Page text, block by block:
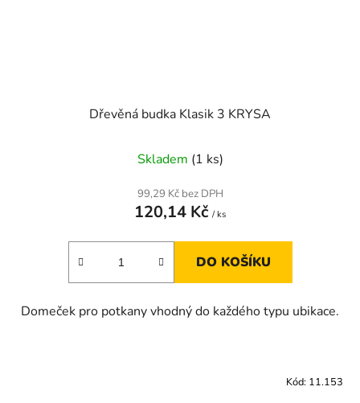
Dřevěná budka Klasik 3 KRYSA
Skladem (1 ks)
99,29 Kč bez DPH
120,14 Kč / ks
DO KOŠÍKU
Domeček pro potkany vhodný do každého typu ubikace.
Kód: 11.153